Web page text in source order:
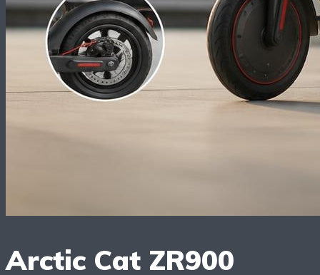
Arctic Cat ZR900